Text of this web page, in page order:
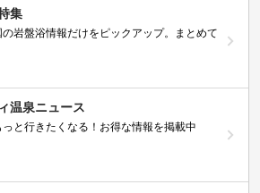
集
の岩盤浴情報だけをピックアップ。まとめて
温泉ニュース
と行きたくなる！お得な情報を掲載中